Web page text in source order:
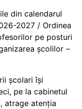
din calendarul
2027 / Ordinea
pe posturi
școlilor –
școlari își
pe la cabinetul
atrage atenția